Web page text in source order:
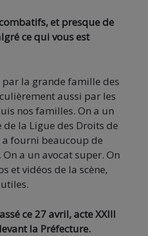
et presque de
ce qui vous est
par la grande famille des
aussi par les
nos familles. On a un
la Ligue des Droits de
a fourni beaucoup de
a un avocat super. On
et vidéos de la scène,
ce 27 avril, acte XXIII
la Préfecture.